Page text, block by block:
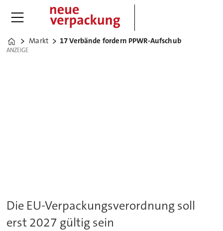
Home
Markt 17 Verbände fordern PPWR-Aufschub
ANZEIGE
ANZEIGE
Die EU-Verpackungsverordnung soll
erst 2027 gültig sein